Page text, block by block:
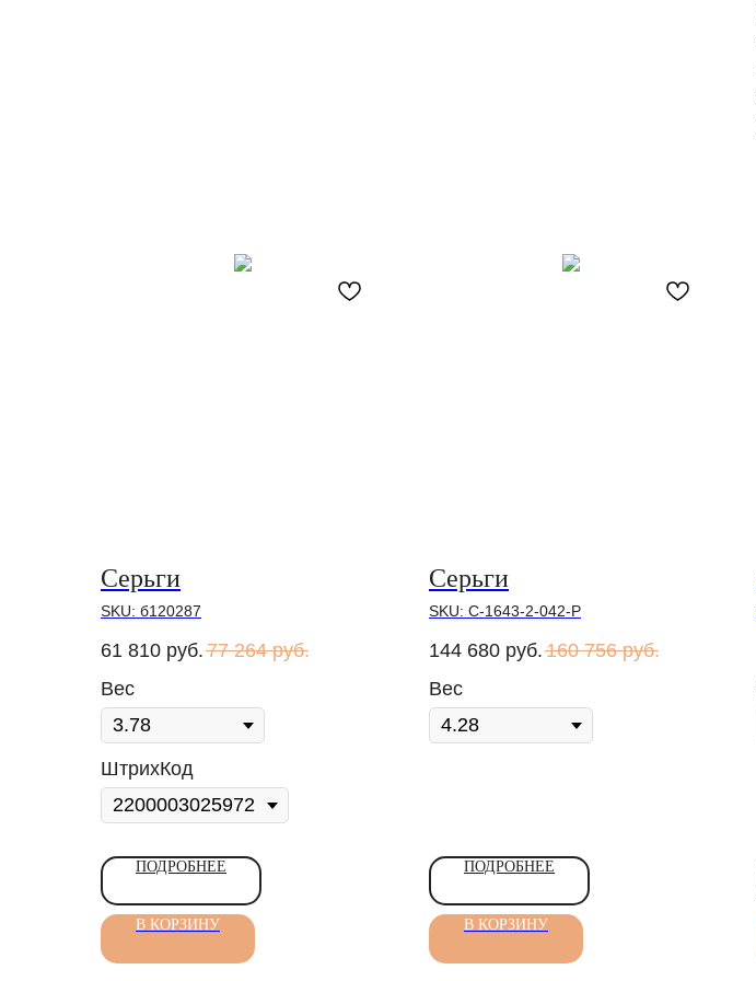
Серьги
SKU: б120287
61 810 руб. 77 264 руб.
Вес
ШтрихКод
ПОДРОБНЕЕ
В КОРЗИНУ
Серьги
SKU: С-1643-2-042-Р
144 680 руб. 160 756 руб.
Вес
ПОДРОБНЕЕ
В КОРЗИНУ